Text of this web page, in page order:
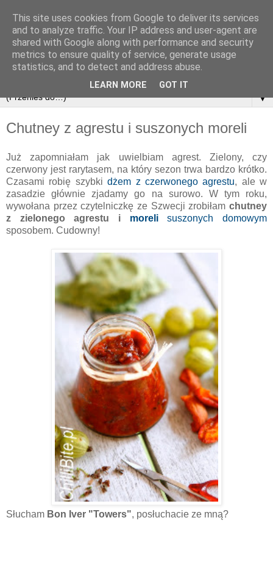
▼
Chutney z agrestu i suszonych moreli
Już zapomniałam jak uwielbiam agrest. Zielony, czy
czerwony jest rarytasem, na który sezon trwa bardzo krótko.
Czasami robię szybkidżem z czerwonego agrestu, ale w
zasadzie głównie zjadamy go na surowo. W tym roku,
wywołana przez czytelniczkę ze Szwecji zrobiłam chutney
z zielonego agrestu i morelisuszonych domowym
sposobem. Cudowny!
Słucham Bon Iver "Towers", posłuchacie ze mną?
This site uses cookies from Google to deliver its services
and to analyze traffic. Your IP address and user-agent are
shared with Google along with performance and security
metrics to ensure quality of service, generate usage
statistics, and to detect and address abuse.
LEARN MORE GOT IT